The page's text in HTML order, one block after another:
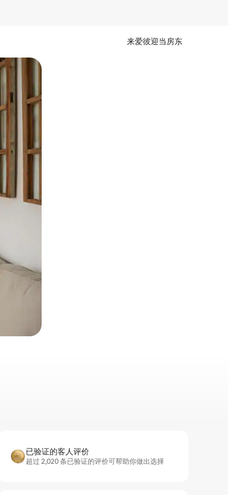
来爱彼迎当房东
已验证的客人评价
超过 2,020 条已验证的评价可帮助你做出选择